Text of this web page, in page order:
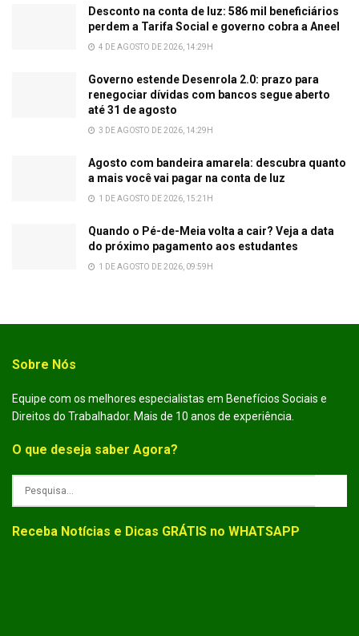
Desconto na conta de luz: 586 mil beneficiários
perdem a Tarifa Social e governo cobra a Aneel
4 DE AGOSTO DE 2026, 14:29H
Governo estende Desenrola 2.0: prazo para
renegociar dívidas com bancos segue aberto
até 31 de agosto
3 DE AGOSTO DE 2026, 14:29H
Agosto com bandeira amarela: descubra quanto
a mais você vai pagar na conta de luz
1 DE AGOSTO DE 2026, 15:21H
Quando o Pé-de-Meia volta a cair? Veja a data
do próximo pagamento aos estudantes
1 DE AGOSTO DE 2026, 09:59H
Sobre Nós
Equipe com os melhores especialistas em Benefícios Sociais e
Direitos do Trabalhador. Mais de 10 anos de experiência.
O que deseja saber Agora?
Receba Notícias e Dicas GRÁTIS no WHATSAPP